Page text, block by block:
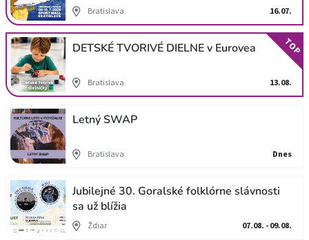
Bratislava 16.07.
DETSKÉ TVORIVÉ DIELNE v Eurovea
Bratislava 13.08.
TOP
Letný SWAP
Bratislava Dnes
Jubilejné 30. Goralské folklórne slávnosti
sa už blížia
Ždiar 07.08. - 09.08.